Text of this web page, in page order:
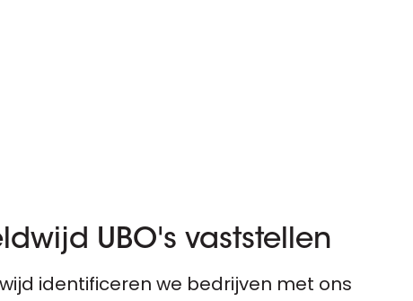
UBO's vaststellen
identificeren we bedrijven met ons